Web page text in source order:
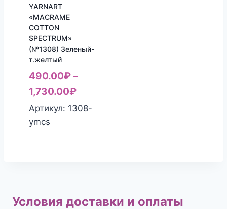
YARNART
«MACRAME
COTTON
SPECTRUM»
(№1308) Зеленый-
т.желтый
490.00₽–
1,730.00₽
Артикул: 1308-
ymcs
Условия доставки и оплаты